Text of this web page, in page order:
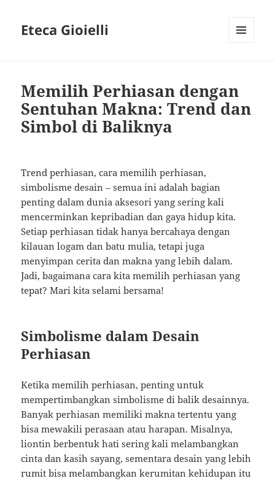
Eteca Gioielli
Memilih Perhiasan dengan
Sentuhan Makna: Trend dan
Simbol di Baliknya
Trend perhiasan, cara memilih perhiasan,
simbolisme desain – semua ini adalah bagian
penting dalam dunia aksesori yang sering kali
mencerminkan kepribadian dan gaya hidup kita.
Setiap perhiasan tidak hanya bercahaya dengan
kilauan logam dan batu mulia, tetapi juga
menyimpan cerita dan makna yang lebih dalam.
Jadi, bagaimana cara kita memilih perhiasan yang
tepat? Mari kita selami bersama!
Simbolisme dalam Desain
Perhiasan
Ketika memilih perhiasan, penting untuk
mempertimbangkan simbolisme di balik desainnya.
Banyak perhiasan memiliki makna tertentu yang
bisa mewakili perasaan atau harapan. Misalnya,
liontin berbentuk hati sering kali melambangkan
cinta dan kasih sayang, sementara desain yang lebih
rumit bisa melambangkan kerumitan kehidupan itu